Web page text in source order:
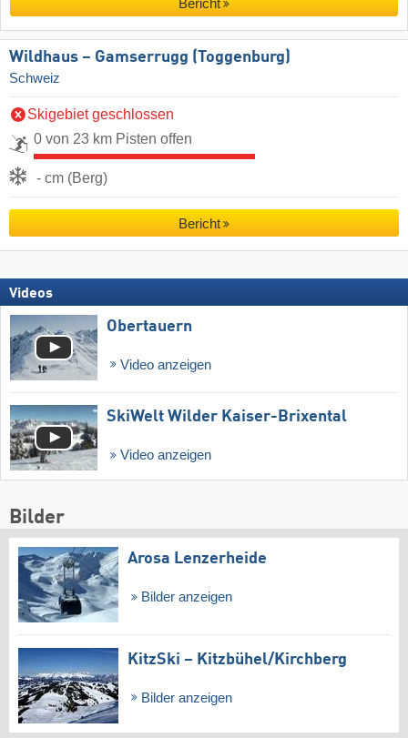
Bericht
Wildhaus – Gamserrugg (Toggenburg)
Schweiz
Skigebiet geschlossen
0 von 23 km Pisten offen
- cm (Berg)
Bericht
Videos
Obertauern
Video anzeigen
SkiWelt Wilder Kaiser-Brixental
Video anzeigen
Bilder
Arosa Lenzerheide
Bilder anzeigen
KitzSki – Kitzbühel/​Kirchberg
Bilder anzeigen